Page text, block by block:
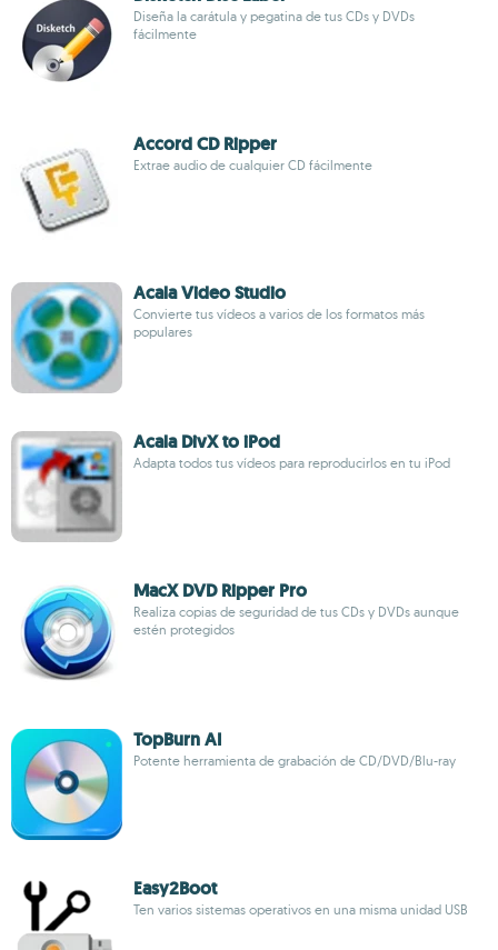
Diseña la carátula y pegatina de tus CDs y DVDs
fácilmente
Accord CD Ripper
Extrae audio de cualquier CD fácilmente
Acala Video Studio
Convierte tus vídeos a varios de los formatos más
populares
Acala DivX to iPod
Adapta todos tus vídeos para reproducirlos en tu iPod
MacX DVD Ripper Pro
Realiza copias de seguridad de tus CDs y DVDs aunque
estén protegidos
TopBurn AI
Potente herramienta de grabación de CD/DVD/Blu-ray
Easy2Boot
Ten varios sistemas operativos en una misma unidad USB